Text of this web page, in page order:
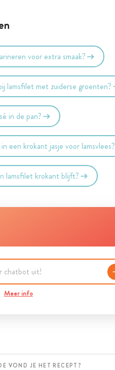
voor extra smaak?
lamsfilet met zuiderse groenten?
in de pan?
een krokant jasje voor lamsvlees?
lamsfilet krokant blijft?
Meer info
VOND JE HET RECEPT?